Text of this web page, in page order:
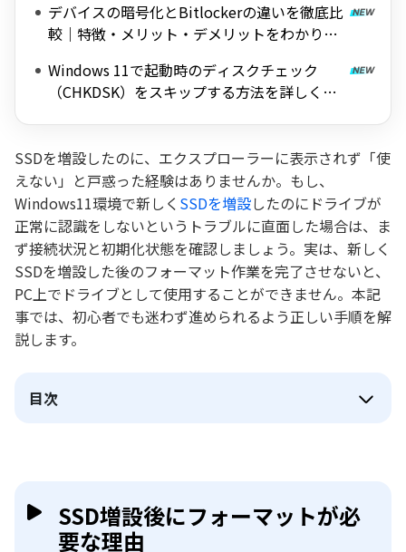
デバイスの暗号化とBitlockerの違いを徹底比
較｜特徴・メリット・デメリットをわかりや
Windows 11で起動時のディスクチェック
（CHKDSK）をスキップする方法を詳しく解
SSDを増設したのに、エクスプローラーに表示されず「使
えない」と戸惑った経験はありませんか。もし、
Windows11環境で新しく SSDを増設したのにドライブが
正常に認識をしないというトラブルに直面した場合は、ま
ず接続状況と初期化状態を確認しましょう。実は、新しく
SSDを増設した後のフォーマット作業を完了させないと、
PC上でドライブとして使用することができません。本記
事では、初心者でも迷わず進められるよう正しい手順を解
説します。
目次
SSD増設後にフォーマットが必
要な理由